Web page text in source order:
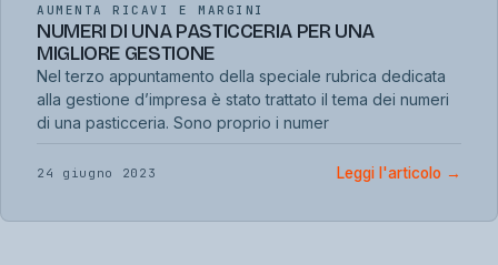
AUMENTA RICAVI E MARGINI
NUMERI DI UNA PASTICCERIA PER UNA
MIGLIORE GESTIONE
Nel terzo appuntamento della speciale rubrica dedicata
alla gestione d’impresa è stato trattato il tema dei numeri
di una pasticceria. Sono proprio i numer
24 giugno 2023 Leggi l'articolo →